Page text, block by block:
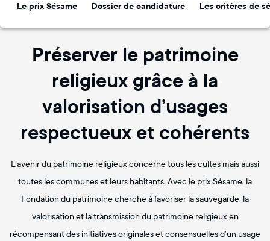
Le prix Sésame Dossier de candidature Les critères de
Préserver le patrimoine
religieux grâce à la
valorisation d’usages
respectueux et cohérents
L’avenir du patrimoine religieux concerne tous les cultes mais aussi
toutes les communes et leurs habitants. Avec le prix Sésame, la
Fondation du patrimoine cherche à favoriser la sauvegarde, la
valorisation et la transmission du patrimoine religieux en
récompensant des initiatives originales et consensuelles d’un usage